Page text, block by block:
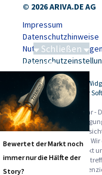
© 2026 ARIVA.DE AG
Impressum
Datenschutzhinweise
Nutzungsbedingungen
-
Kursdaten,
Website oder
stellen.
Alle Angaben ohne Gewähr -
Werbehinweise:
Die
Wertpapiere zu verstehen.
Anlegern den Basisprospekt
eine Anlageentscheidung
insbesondere über die
Schließen
Saga bei 0,53 CAD
Bewertet der Markt noch
immer nur die Hälfte der
Story?